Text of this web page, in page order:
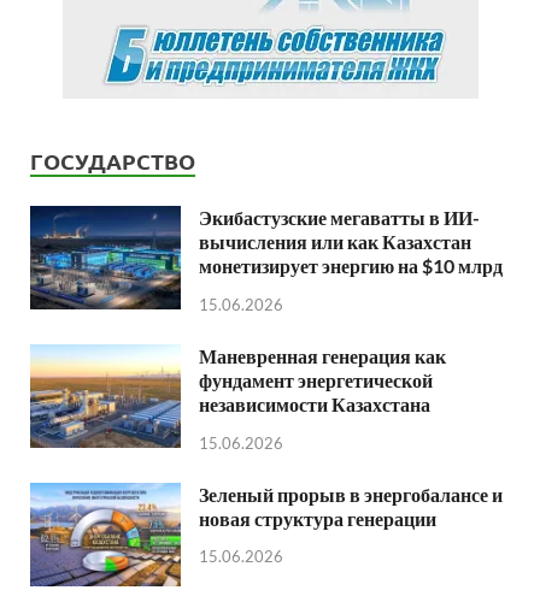
ГОСУДАРСТВО
Экибастузские мегаватты в ИИ-
вычисления или как Казахстан
монетизирует энергию на $10 млрд
15.06.2026
Маневренная генерация как
фундамент энергетической
независимости Казахстана
15.06.2026
Зеленый прорыв в энергобалансе и
новая структура генерации
15.06.2026